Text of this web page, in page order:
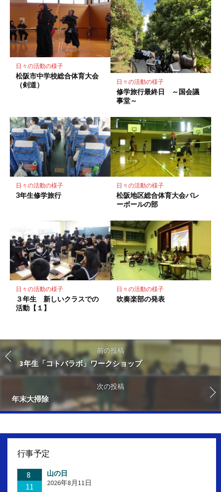
マ
ー
ク
に
保
日々の活動の様子
松阪市中学校総合体育大会
（剣道）
日々の活動の様子
修学旅行最終日 ～国会議
事堂～
日々の活動の様子
3年生修学旅行
日々の活動の様子
松阪地区総合体育大会バレ
ーボールの部
日々の活動の様子
３年生 新しいクラスでの
活動【１】
日々の活動の様子
吹奏楽部の発表
前の投稿
3年生「コトバラボ」ワークショップ
次の投稿
年末大掃除
行事予定
8
11
山の日
2026年8月11日